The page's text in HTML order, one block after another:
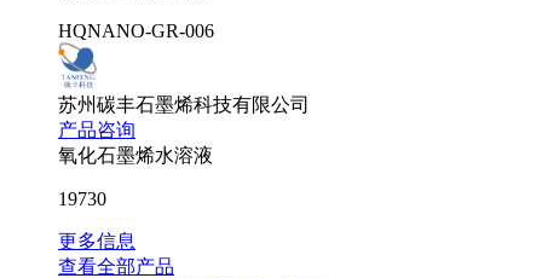
HQNANO-GR-006
苏州碳丰石墨烯科技有限公司
产品咨询
氧化石墨烯水溶液
19730
更多信息
查看全部产品